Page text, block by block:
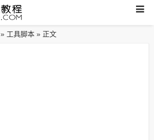
» 工具脚本 » 正文